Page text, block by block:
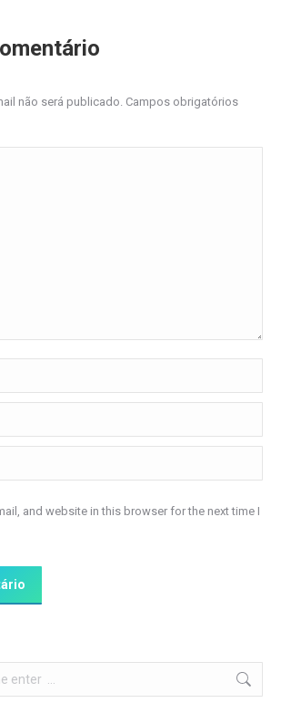
não será publicado. Campos obrigatórios
and website in this browser for the next time I